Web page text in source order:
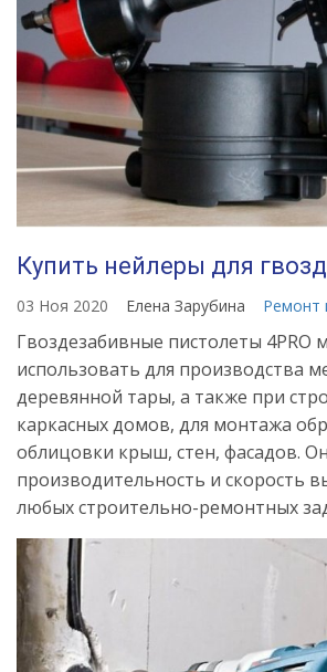
Купить нейлеры для
03 Ноя 2020 Елена Зарубина Ремонт
Гвоздезабивные пистолеты 4PRO
использовать для производства
деревянной тары, а также при
каркасных домов, для монтажа
облицовки крыш, стен, фасадов.
производительность и скорость
любых строительно-ремонтных